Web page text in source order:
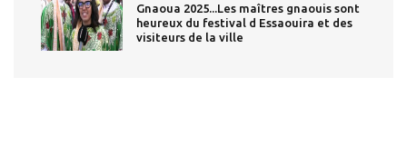
Gnaoua 2025...Les maîtres gnaouis sont
heureux du festival d Essaouira et des
visiteurs de la ville